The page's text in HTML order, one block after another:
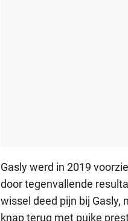
Gasly werd in 2019
door tegenvallende
wissel deed pijn bij Gasly,
knap terug met puike